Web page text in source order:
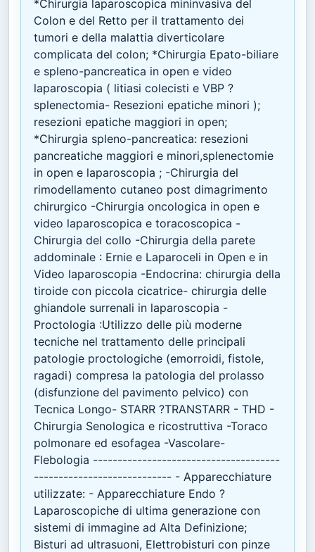
*Chirurgia laparoscopica mininvasiva del
Colon e del Retto per il trattamento dei
tumori e della malattia diverticolare
complicata del colon; *Chirurgia Epato-biliare
e spleno-pancreatica in open e video
laparoscopia ( litiasi colecisti e VBP ?
splenectomia- Resezioni epatiche minori );
resezioni epatiche maggiori in open;
*Chirurgia spleno-pancreatica: resezioni
pancreatiche maggiori e minori,splenectomie
in open e laparoscopia ; -Chirurgia del
rimodellamento cutaneo post dimagrimento
chirurgico -Chirurgia oncologica in open e
video laparoscopica e toracoscopica -
Chirurgia del collo -Chirurgia della parete
addominale : Ernie e Laparoceli in Open e in
Video laparoscopia -Endocrina: chirurgia della
tiroide con piccola cicatrice- chirurgia delle
ghiandole surrenali in laparoscopia -
Proctologia :Utilizzo delle più moderne
tecniche nel trattamento delle principali
patologie proctologiche (emorroidi, fistole,
ragadi) compresa la patologia del prolasso
(disfunzione del pavimento pelvico) con
Tecnica Longo- STARR ?TRANSTARR - THD -
Chirurgia Senologica e ricostruttiva -Toraco
polmonare ed esofagea -Vascolare-
Flebologia --------------------------------------
---------------------------- - Apparecchiature
utilizzate: - Apparecchiature Endo ?
Laparoscopiche di ultima generazione con
sistemi di immagine ad Alta Definizione;
Bisturi ad ultrasuoni, Elettrobisturi con pinze